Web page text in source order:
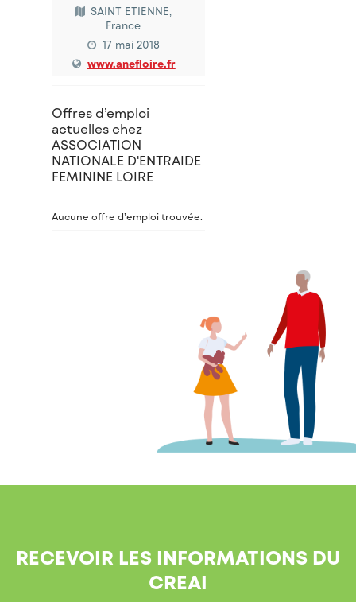
SAINT ETIENNE,
France
17 mai 2018
www.anefloire.fr
Offres d’emploi
actuelles chez
ASSOCIATION
NATIONALE D'ENTRAIDE
FEMININE LOIRE
Aucune offre d’emploi trouvée.
RECEVOIR LES INFORMATIONS DU
CREAI